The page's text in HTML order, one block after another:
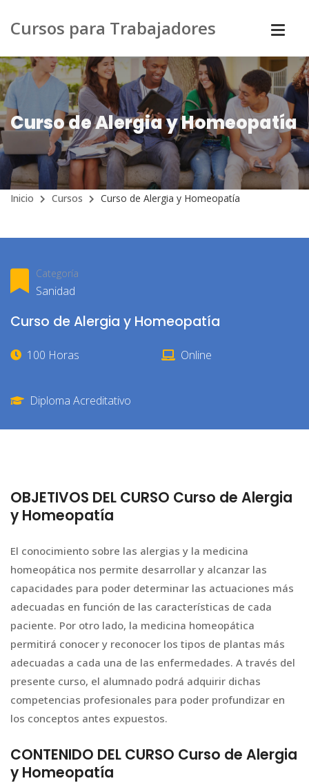
Cursos para Trabajadores
Curso de Alergia y Homeopatía
Inicio Cursos Curso de Alergia y Homeopatía
Categoría
Sanidad
Curso de Alergia y Homeopatía
100 Horas Online
Diploma Acreditativo
OBJETIVOS DEL CURSO Curso de Alergia
y Homeopatía
El conocimiento sobre las alergias y la medicina
homeopática nos permite desarrollar y alcanzar las
capacidades para poder determinar las actuaciones más
adecuadas en función de las características de cada
paciente. Por otro lado, la medicina homeopática
permitirá conocer y reconocer los tipos de plantas más
adecuadas a cada una de las enfermedades. A través del
presente curso, el alumnado podrá adquirir dichas
competencias profesionales para poder profundizar en
los conceptos antes expuestos.
CONTENIDO DEL CURSO Curso de Alergia
y Homeopatía